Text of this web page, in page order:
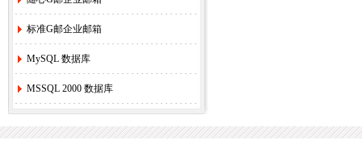
知！ [2022-6-23]
3. 关于.com价格调整的通知
4. 香港独享服务器69硬件升级通知！
3-24]
5.香港服务器机房线路升级维护通知
11-27]
8-21]
标准G邮企业邮箱
MySQL 数据库
MSSQL 2000 数据库